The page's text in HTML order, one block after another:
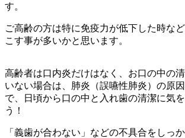
す。
ご高齢の方は特に免疫力が低下した時な
こす事が多いかと思います。
高齢者は口内炎だけはなく、お口の中の
いない場合は、肺炎（誤嚥性肺炎）の原
で、日頃から口の中と入れ歯の清潔に気
う！
「義歯が合わない」などの不具合をしっ